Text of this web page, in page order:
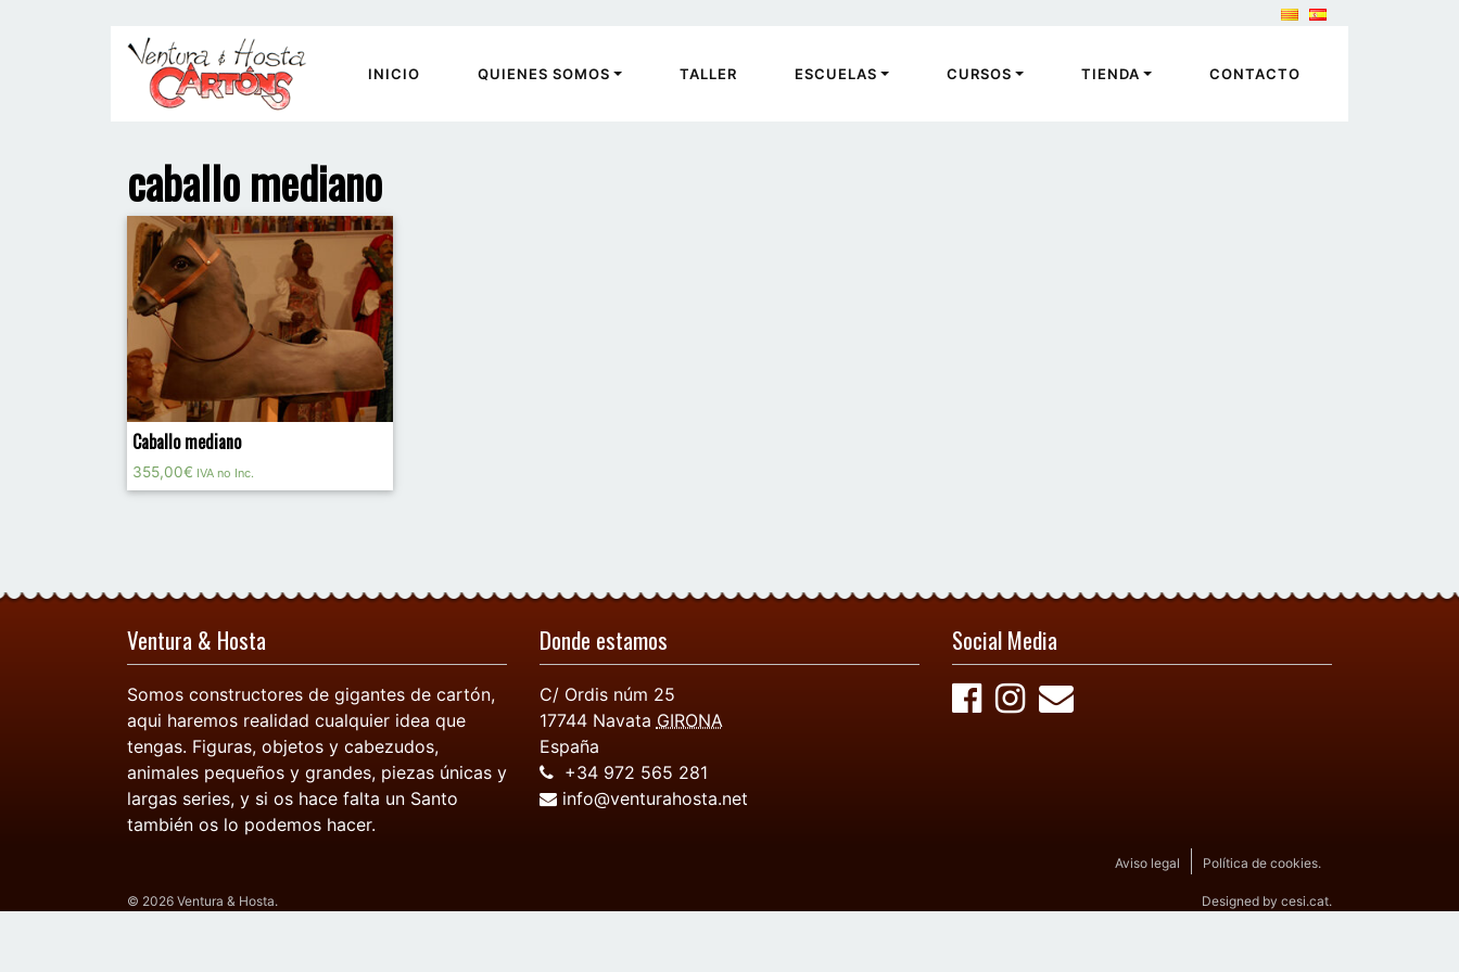
INICIO QUIENES SOMOS TALLER ESCUELAS CURSOS TIENDA CONTACTO
caballo mediano
Caballo mediano
355,00€ IVA no Inc.
Ventura & Hosta
Somos constructores de gigantes de cartón,
aqui haremos realidad cualquier idea que
tengas. Figuras, objetos y cabezudos,
animales pequeños y grandes, piezas únicas y
largas series, y si os hace falta un Santo
también os lo podemos hacer.
Donde estamos
C/ Ordis núm 25
17744 Navata GIRONA
España
+34 972 565 281
info@venturahosta.net
Social Media
Aviso legal Política de cookies.
© 2026 Ventura & Hosta. Designed by cesi.cat.